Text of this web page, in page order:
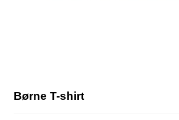
Børne T-shirt